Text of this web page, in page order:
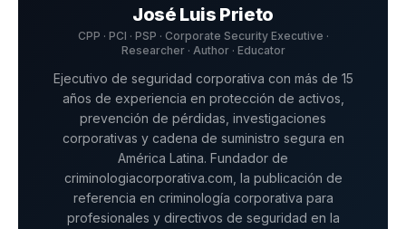
José Luis Prieto
CPP · PCI · PSP · Corporate Security Executive ·
Researcher · Author · Educator
Ejecutivo de seguridad corporativa con más de 15
años de experiencia en protección de activos,
prevención de pérdidas, investigaciones
corporativas y cadena de suministro segura en
América Latina. Fundador de
criminologiacorporativa.com, la publicación de
referencia en criminología corporativa para
profesionales y directivos de seguridad en la